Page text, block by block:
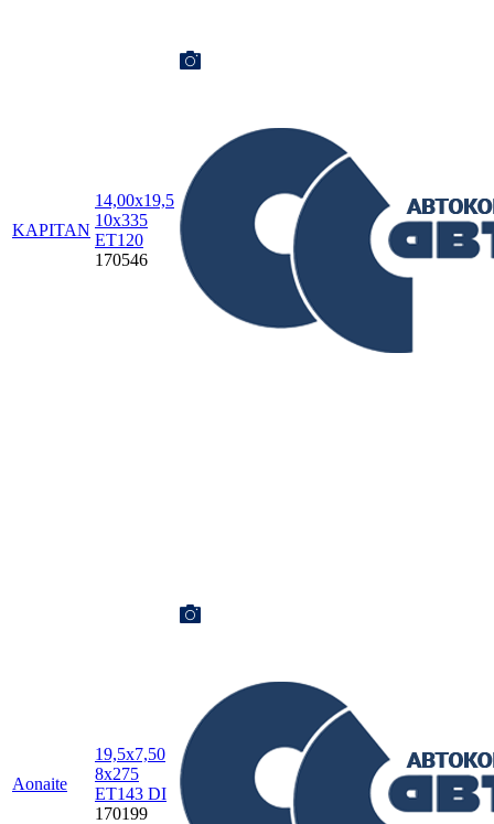
KAPITAN
14,00x19,5
10x335
ET120
170546
Aonaite
19,5x7,50
8x275
ET143 DI
170199